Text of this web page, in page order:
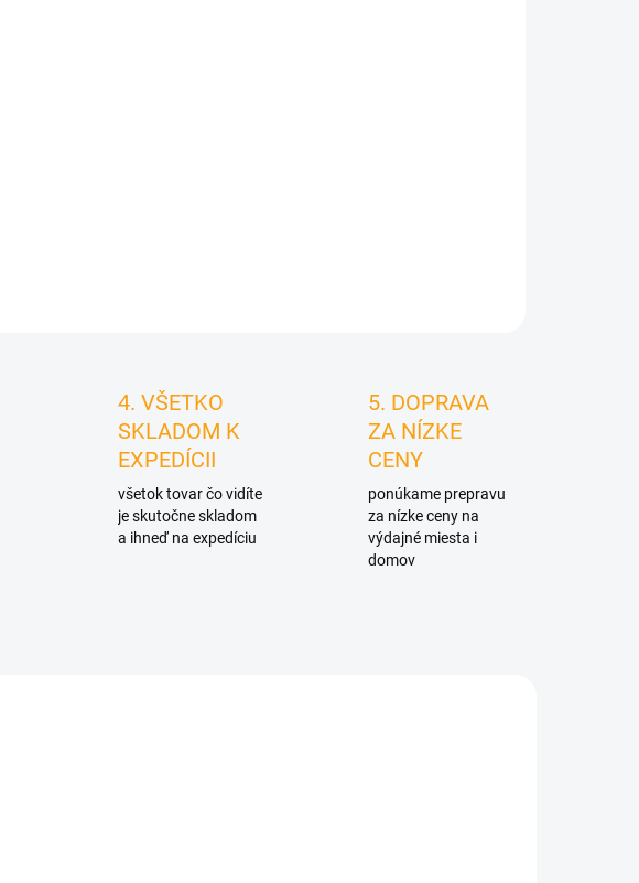
4. VŠETKO
SKLADOM K
EXPEDÍCII
všetok tovar čo vidíte
je skutočne skladom
a ihneď na expedíciu
5. DOPRAVA
ZA NÍZKE
CENY
ponúkame prepravu
za nízke ceny na
výdajné miesta i
domov